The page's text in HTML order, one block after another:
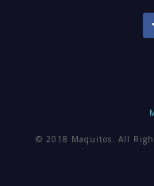
© 2018 Maquitos. All